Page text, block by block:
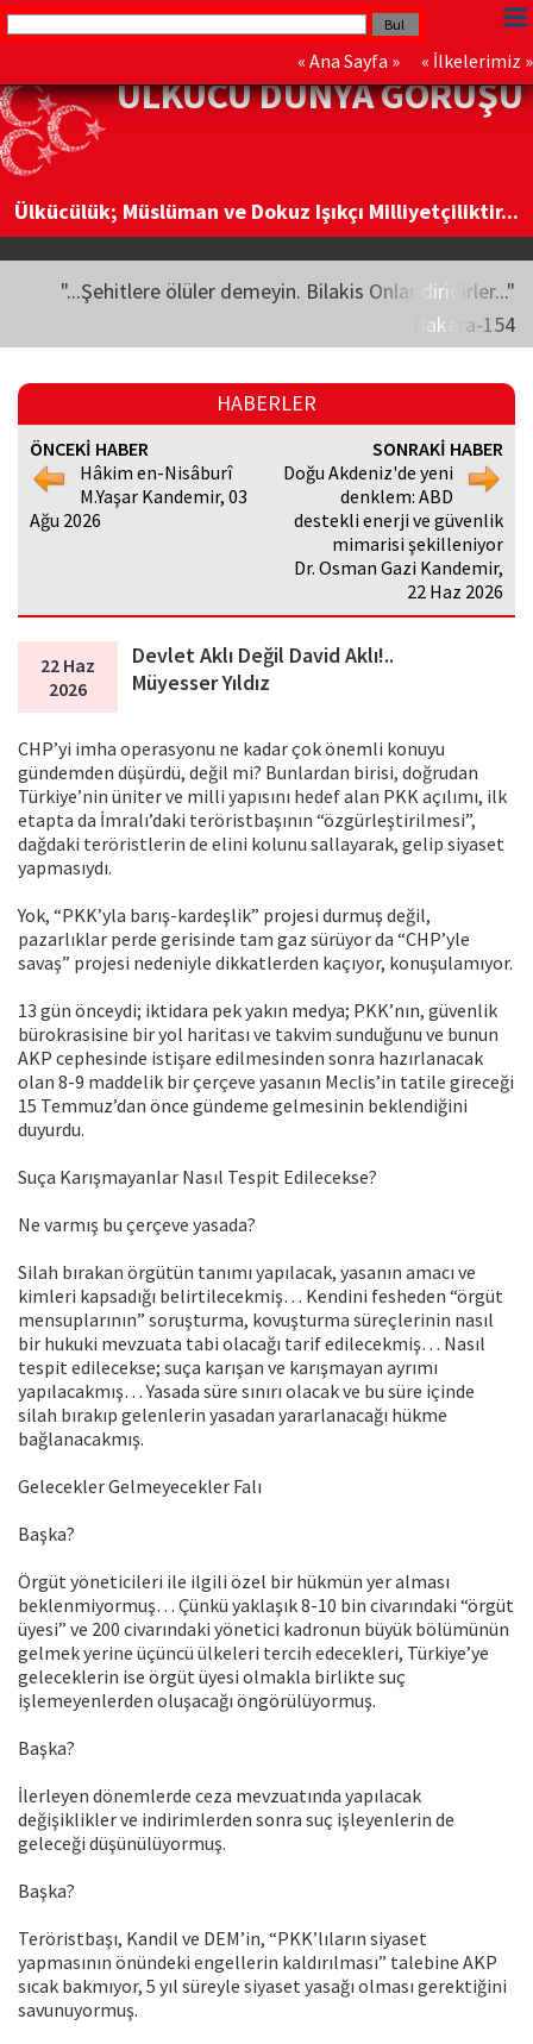
« Ana Sayfa » « İlkelerimiz »
ÜLKÜCÜ DÜNYA GÖRÜŞÜ
Ülkücülük; Müslüman ve Dokuz Işıkçı Milliyetçiliktir...
"...Şehitlere ölüler demeyin. Bilakis Onlar diridirler..."
Bakara-154
HABERLER
ÖNCEKİ HABER
Hâkim en-Nisâburî
M.Yaşar Kandemir, 03
Ağu 2026
SONRAKİ HABER
Doğu Akdeniz'de yeni
denklem: ABD
destekli enerji ve güvenlik
mimarisi şekilleniyor
Dr. Osman Gazi Kandemir,
22 Haz 2026
22 Haz
2026
Devlet Aklı Değil David Aklı!..
Müyesser Yıldız
CHP’yi imha operasyonu ne kadar çok önemli konuyu
gündemden düşürdü, değil mi? Bunlardan birisi, doğrudan
Türkiye’nin üniter ve milli yapısını hedef alan PKK açılımı, ilk
etapta da İmralı’daki teröristbaşının “özgürleştirilmesi”,
dağdaki teröristlerin de elini kolunu sallayarak, gelip siyaset
yapmasıydı.
Yok, “PKK’yla barış-kardeşlik” projesi durmuş değil,
pazarlıklar perde gerisinde tam gaz sürüyor da “CHP’yle
savaş” projesi nedeniyle dikkatlerden kaçıyor, konuşulamıyor.
13 gün önceydi; iktidara pek yakın medya; PKK’nın, güvenlik
bürokrasisine bir yol haritası ve takvim sunduğunu ve bunun
AKP cephesinde istişare edilmesinden sonra hazırlanacak
olan 8-9 maddelik bir çerçeve yasanın Meclis’in tatile gireceği
15 Temmuz’dan önce gündeme gelmesinin beklendiğini
duyurdu.
Suça Karışmayanlar Nasıl Tespit Edilecekse?
Ne varmış bu çerçeve yasada?
Silah bırakan örgütün tanımı yapılacak, yasanın amacı ve
kimleri kapsadığı belirtilecekmiş… Kendini fesheden “örgüt
mensuplarının” soruşturma, kovuşturma süreçlerinin nasıl
bir hukuki mevzuata tabi olacağı tarif edilecekmiş… Nasıl
tespit edilecekse; suça karışan ve karışmayan ayrımı
yapılacakmış… Yasada süre sınırı olacak ve bu süre içinde
silah bırakıp gelenlerin yasadan yararlanacağı hükme
bağlanacakmış.
Gelecekler Gelmeyecekler Falı
Başka?
Örgüt yöneticileri ile ilgili özel bir hükmün yer alması
beklenmiyormuş… Çünkü yaklaşık 8-10 bin civarındaki “örgüt
üyesi” ve 200 civarındaki yönetici kadronun büyük bölümünün
gelmek yerine üçüncü ülkeleri tercih edecekleri, Türkiye’ye
geleceklerin ise örgüt üyesi olmakla birlikte suç
işlemeyenlerden oluşacağı öngörülüyormuş.
Başka?
İlerleyen dönemlerde ceza mevzuatında yapılacak
değişiklikler ve indirimlerden sonra suç işleyenlerin de
geleceği düşünülüyormuş.
Başka?
Teröristbaşı, Kandil ve DEM’in, “PKK’lıların siyaset
yapmasının önündeki engellerin kaldırılması” talebine AKP
sıcak bakmıyor, 5 yıl süreyle siyaset yasağı olması gerektiğini
savunuyormuş.